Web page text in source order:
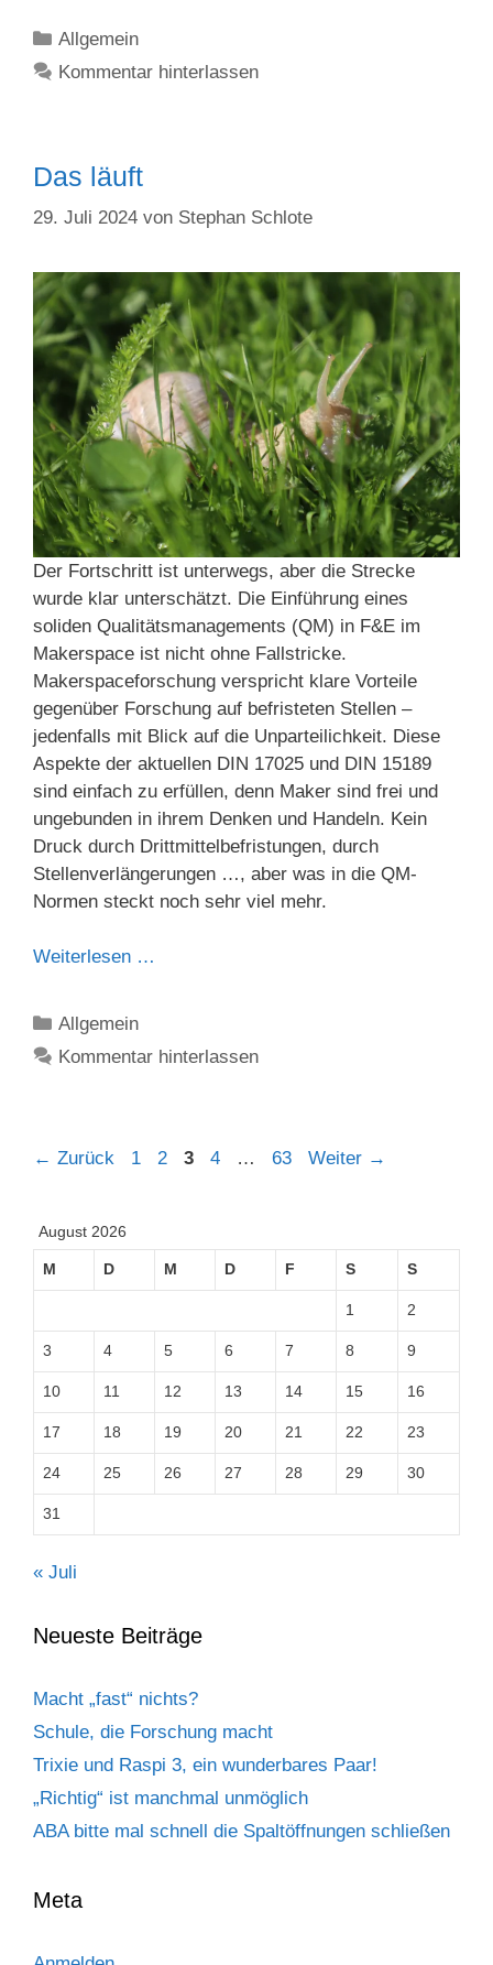
Kategorien
Allgemein
Kommentar hinterlassen
Das läuft
29. Juli 2024 von Stephan Schlote
Der Fortschritt ist unterwegs, aber die Strecke
wurde klar unterschätzt. Die Einführung eines
soliden Qualitätsmanagements (QM) in F&E im
Makerspace ist nicht ohne Fallstricke.
Makerspaceforschung verspricht klare Vorteile
gegenüber Forschung auf befristeten Stellen –
jedenfalls mit Blick auf die Unparteilichkeit. Diese
Aspekte der aktuellen DIN 17025 und DIN 15189
sind einfach zu erfüllen, denn Maker sind frei und
ungebunden in ihrem Denken und Handeln. Kein
Druck durch Drittmittelbefristungen, durch
Stellenverlängerungen …, aber was in die QM-
Normen steckt noch sehr viel mehr.
Weiterlesen …
Kategorien
Allgemein
Kommentar hinterlassen
← Zurück Seite
1 Seite
2 Seite
3 Seite
4 … Seite
63 Weiter →
August 2026
M D M D F S S
1 2
3 4 5 6 7 8 9
10 11 12 13 14 15 16
17 18 19 20 21 22 23
24 25 26 27 28 29 30
31
« Juli
Neueste Beiträge
Macht „fast“ nichts?
Schule, die Forschung macht
Trixie und Raspi 3, ein wunderbares Paar!
„Richtig“ ist manchmal unmöglich
ABA bitte mal schnell die Spaltöffnungen schließen
Meta